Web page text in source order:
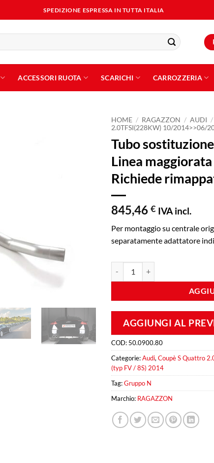
SPEDIZIONE ESPRESSA IN TUTTA ITALIA
ACCESSORI RUOTA SCARICHI CARROZZERIA
HOME / RAGAZZON / AUDI /
2.0TFSI(228KW) 10/2014>>06/
Tubo
Linea
Richiede
845,46 € IVA incl.
Per montaggio su centrale
separatamente adattatore
AGGIUNGI AL
COD: 50.0900.80
Categorie:Audi, Coupè S Quattro
(typ FV / 8S) 2014
Tag:Gruppo N
Marchio: RAGAZZON